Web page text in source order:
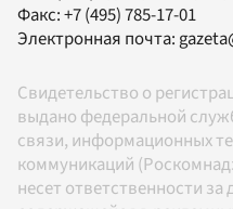
Факс:+7 (495) 785-17-01
Электронная почта:
Свидетельство о
выдано федеральной
связи, информационных
коммуникаций
несет ответственности